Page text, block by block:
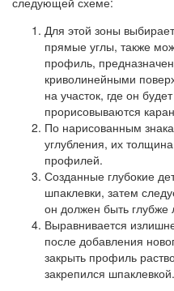
Для этой зоны
прямые углы, также
профиль,
криволинейными
на участок, где он
прорисовываются
По нарисованным
углубления, их
профилей.
Созданные глубокие
шпаклевки, затем
он должен быть глубже
Выравнивается
после добавления
закрыть профиль
закрепился шпаклевкой.